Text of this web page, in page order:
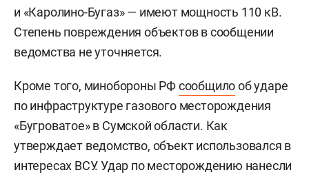
и «Каролино-Бугаз» — имеют мощность 110 кВ.
Степень повреждения объектов в сообщении
ведомства не уточняется.
Кроме того, минобороны РФсообщилооб ударе
по инфраструктуре газового месторождения
«Бугроватое» в Сумской области. Как
утверждает ведомство, объект использовался в
интересах ВСУ. Удар по месторождению нанесли